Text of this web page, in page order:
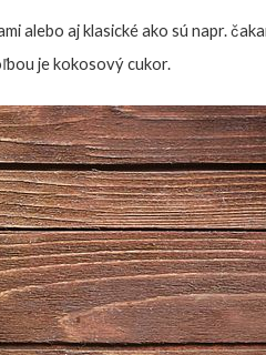
alebo aj klasické ako sú napr.
je kokosový cukor.